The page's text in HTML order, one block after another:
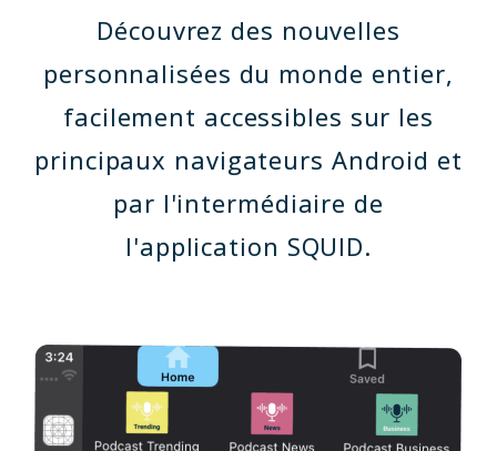
Découvrez des nouvelles
personnalisées du monde entier,
facilement accessibles sur les
principaux navigateurs Android et
par l'intermédiaire de
l'application SQUID.